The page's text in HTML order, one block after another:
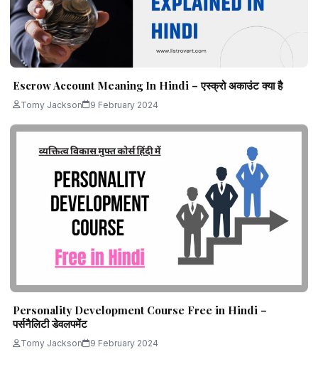
Escrow Account Meaning In Hindi – एस्क्रो अकाउंट क्या है
Tomy Jackson 9 February 2024
Personality Development Course Free in Hindi –
पर्सनैलिटी डेवलपमेंट
Tomy Jackson 9 February 2024